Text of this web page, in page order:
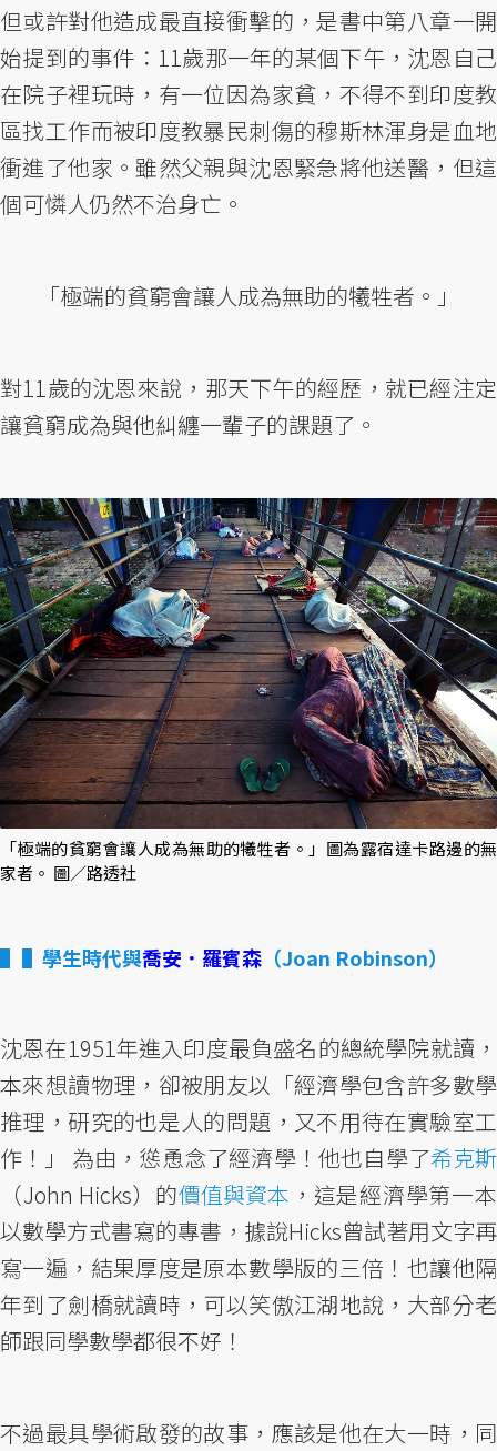
但或許對他造成最直接衝擊的，是書中第八章一開
始提到的事件：11歲那一年的某個下午，沈恩自己
在院子裡玩時，有一位因為家貧，不得不到印度教
區找工作而被印度教暴民刺傷的穆斯林渾身是血地
衝進了他家。雖然父親與沈恩緊急將他送醫，但這
個可憐人仍然不治身亡。
「極端的貧窮會讓人成為無助的犧牲者。」
對11歲的沈恩來說，那天下午的經歷，就已經注定
讓貧窮成為與他糾纏一輩子的課題了。
「極端的貧窮會讓人成為無助的犧牲者。」圖為露宿達卡路邊的無
家者。 圖／路透社
▌學生時代與喬安．羅賓森 （Joan Robinson）
沈恩在1951年進入印度最負盛名的總統學院就讀，
本來想讀物理，卻被朋友以「經濟學包含許多數學
推理，研究的也是人的問題，又不用待在實驗室工
作！」 為由，慫恿念了經濟學！他也自學了希克斯
（John Hicks）的價值與資本 ，這是經濟學第一本
以數學方式書寫的專書，據說Hicks曾試著用文字再
寫一遍，結果厚度是原本數學版的三倍！也讓他隔
年到了劍橋就讀時，可以笑傲江湖地說，大部分老
師跟同學數學都很不好！
不過最具學術啟發的故事，應該是他在大一時，同